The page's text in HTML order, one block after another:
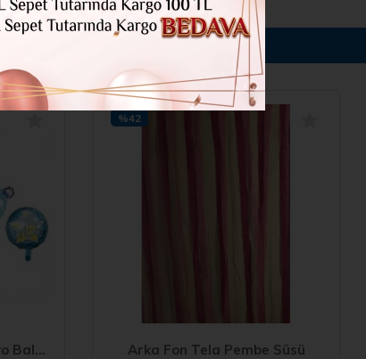
Happy Bırtday Prens Folyo Balon 3 Parça Arka Fon Tela Pembe Süsü
%42